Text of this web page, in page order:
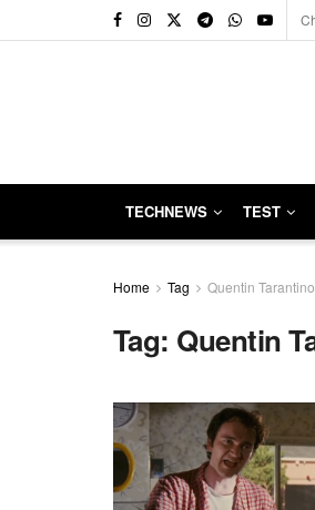
TECHNEWS TEST
Home Tag Quentin Tarantino
Tag: Quentin